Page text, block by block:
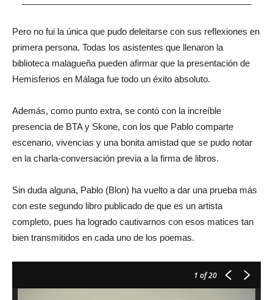
Pero no fui la única que pudo deleitarse con sus reflexiones en
primera persona. Todas los asistentes que llenaron la
biblioteca malagueña pueden afirmar que la presentación de
Hemisferios en Málaga fue todo un éxito absoluto.
Además, como punto extra, se contó con la increíble
presencia de BTA y Skone, con los que Pablo comparte
escenario, vivencias y una bonita amistad que se pudo notar
en la charla-conversación previa a la firma de libros.
Sin duda alguna, Pablo (Blon) ha vuelto a dar una prueba más
con este segundo libro publicado de que es un artista
completo, pues ha logrado cautivarnos con esos matices tan
bien transmitidos en cada uno de los poemas.
1 of 20